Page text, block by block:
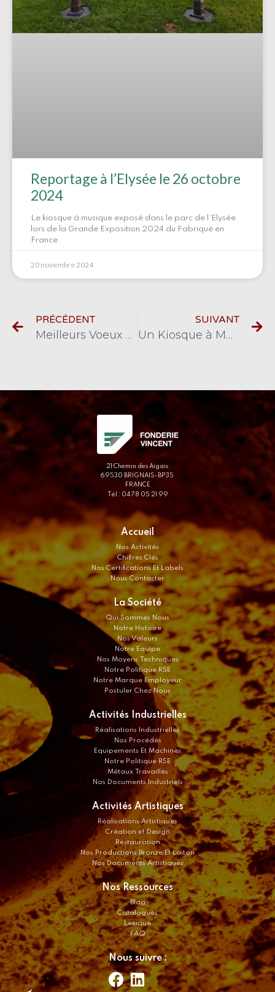
Reportage à l’Elysée le 26 octobre
2024
Le kiosque à musique exposé dans le parc de l’Elysée
lors de la Grande Exposition 2024 du Fabriqué en
France.
20 novembre 2024
PRÉCÉDENT
Meilleurs Voeux pour 2021 à tous nos clients et partenaires !
SUIVANT
Un Kiosque à Musique inédit pour le Parlement Européen à Bruxelles 2020
21 Chemin des Aigais
69530 BRIGNAIS-BP35
FRANCE
Tél : 04 78 05 21 99
Accueil
Nos Activités
Chiffres Clés
Nos Certifications Et Labels
Nous Contacter
La Société
Qui Sommes Nous
Notre Histoire
Nos Valeurs
Notre Equipe
Nos Moyens Techniques
Notre Politique RSE
Notre Marque Employeur
Postuler Chez Nous
Activités Industrielles
Réalisations Industrielles
Nos Procédés
Equipements Et Machines
Notre Politique RSE
Métaux Travaillés
Nos Documents Industriels
Activités Artistiques
Réalisations Artistiques
Création et Design
Restauration
Nos Productions Bronze Et Laiton
Nos Documents Artistiques
Nos Ressources
Blog
Catalogues
Lexique
FAQ
Nous suivre :